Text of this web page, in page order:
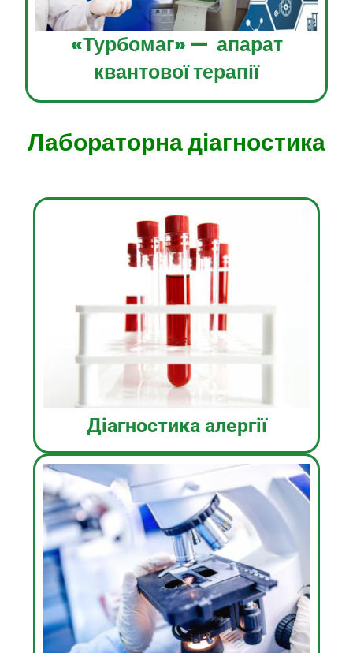
«Турбомаг» — апарат
квантової терапії
Лабораторна діагностика
Діагностика алергії